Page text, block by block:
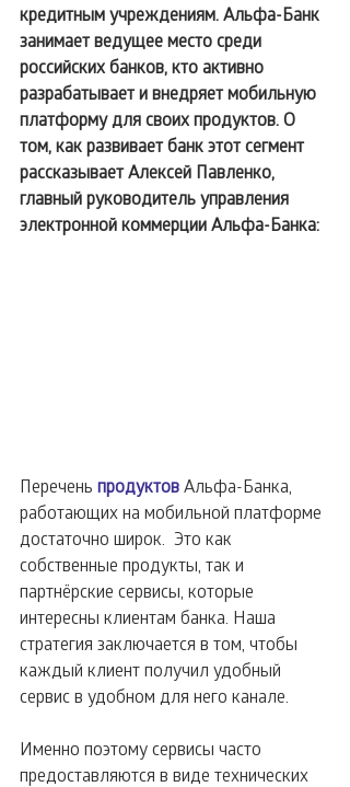
кредитным учреждениям. Альфа-Банк
занимает ведущее место среди
российских банков, кто активно
разрабатывает и внедряет мобильную
платформу для своих продуктов. О
том, как развивает банк этот сегмент
рассказывает Алексей Павленко,
главный руководитель управления
электронной коммерции Альфа-Банка:
Перечень продуктов Альфа-Банка,
работающих на мобильной платформе
достаточно широк.  Это как
собственные продукты, так и
партнёрские сервисы, которые
интересны клиентам банка. Наша
стратегия заключается в том, чтобы
каждый клиент получил удобный
сервис в удобном для него канале.
Именно поэтому сервисы часто
предоставляются в виде технических